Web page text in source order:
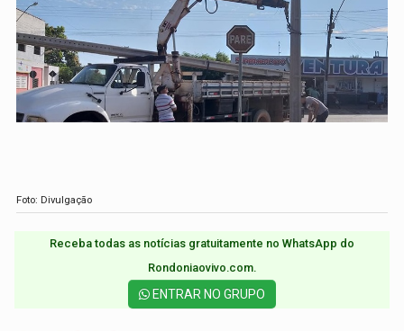
Foto: Divulgação
Receba todas as notícias gratuitamente no WhatsApp do
Rondoniaovivo.com.​
ENTRAR NO GRUPO